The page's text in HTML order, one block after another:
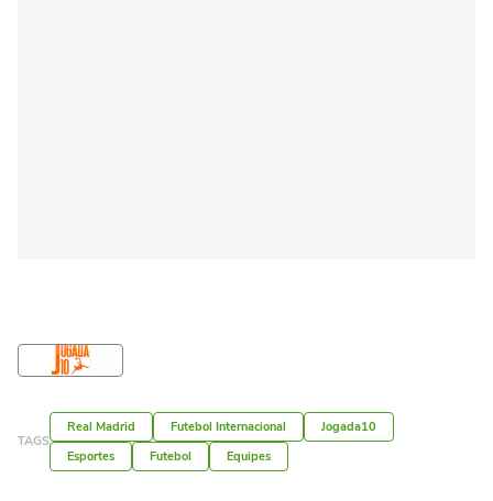
TAGS
Real Madrid Futebol Internacional
Jogada10
Esportes
Futebol Equipes